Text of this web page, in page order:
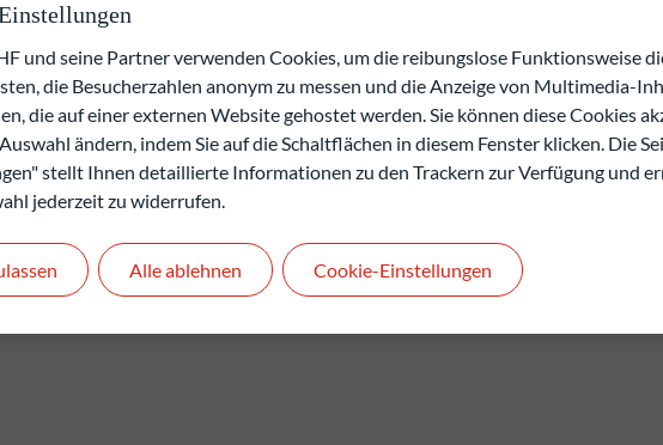
Der von ihm verfolgte ESG-Ansatz (d.h. die Einbeziehung von
Faktoren ) beruht auf dem von ODDO BHF AM intern entwickelten
Kapitalverlusts.
in der Vergangenheit keine Rückschlüsse auf die künftige
der Zeit.
und seine Partner verwenden Cookies, um die reibungslose Funktionsweise
die Besucherzahlen anonym zu messen und die Anzeige von Multimedia-
die auf einer externen Website gehostet werden. Sie können diese Cookies
ändern, indem Sie auf die Schaltflächen in diesem Fenster klicken. Die
stellt Ihnen detaillierte Informationen zu den Trackern zur Verfügung und
jederzeit zu widerrufen.
Alle ablehnen Cookie-Einstellungen